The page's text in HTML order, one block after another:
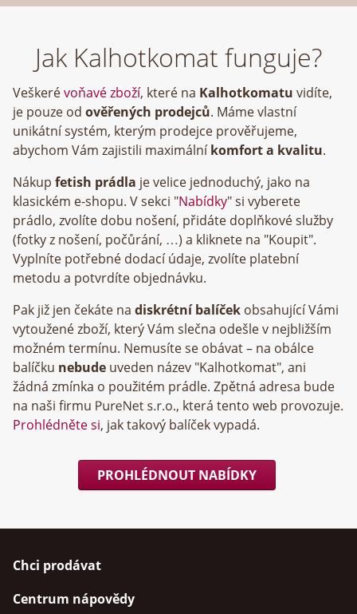
Jak Kalhotkomat funguje?
Veškerévoňavé zboží, které na Kalhotkomatu vidíte,
je pouze od ověřených prodejců. Máme vlastní
unikátní systém, kterým prodejce prověřujeme,
abychom Vám zajistili maximálníkomfort a kvalitu.
Nákup fetish prádla je velice jednoduchý, jako na
klasickém e-shopu. V sekci "Nabídky" si vyberete
prádlo, zvolíte dobu nošení, přidáte doplňkové služby
(fotky z nošení, počůrání, …) a kliknete na "Koupit".
Vyplníte potřebné dodací údaje, zvolíte platební
metodu a potvrdíte objednávku.
Pak již jen čekáte na diskrétní balíček obsahující Vámi
vytoužené zboží, který Vám slečna odešle v nejbližším
možném termínu. Nemusíte se obávat – na obálce
balíčku nebude uveden název "Kalhotkomat", ani
žádná zmínka o použitém prádle. Zpětná adresa bude
na naši firmu
, která tento web provozuje.
Prohlédněte si, jak takový balíček vypadá.
PROHLÉDNOUT NABÍDKY
Chci prodávat
Centrum nápovědy